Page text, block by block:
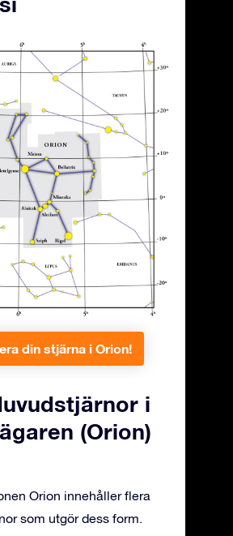
din stjärna i Orion!
i
(Orion)
Orion innehåller flera
som utgör dess form.